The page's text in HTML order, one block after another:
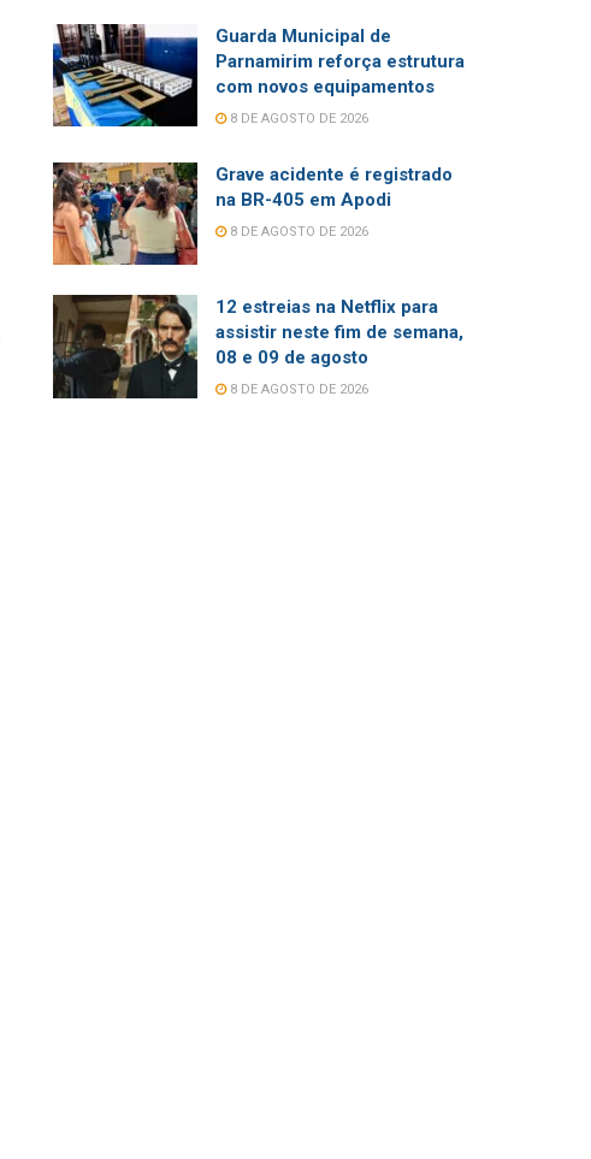
Guarda Municipal de
Parnamirim reforça estrutura
com novos equipamentos
8 DE AGOSTO DE 2026
Grave acidente é registrado
na BR-405 em Apodi
8 DE AGOSTO DE 2026
12 estreias na Netflix para
assistir neste fim de semana,
08 e 09 de agosto
8 DE AGOSTO DE 2026